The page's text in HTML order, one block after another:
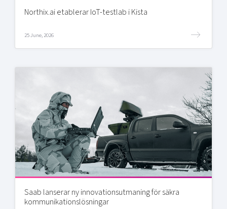
Northix.ai etablerar IoT-testlab i Kista
25 June, 2026
Saab lanserar ny innovationsutmaning för säkra
kommunikationslösningar